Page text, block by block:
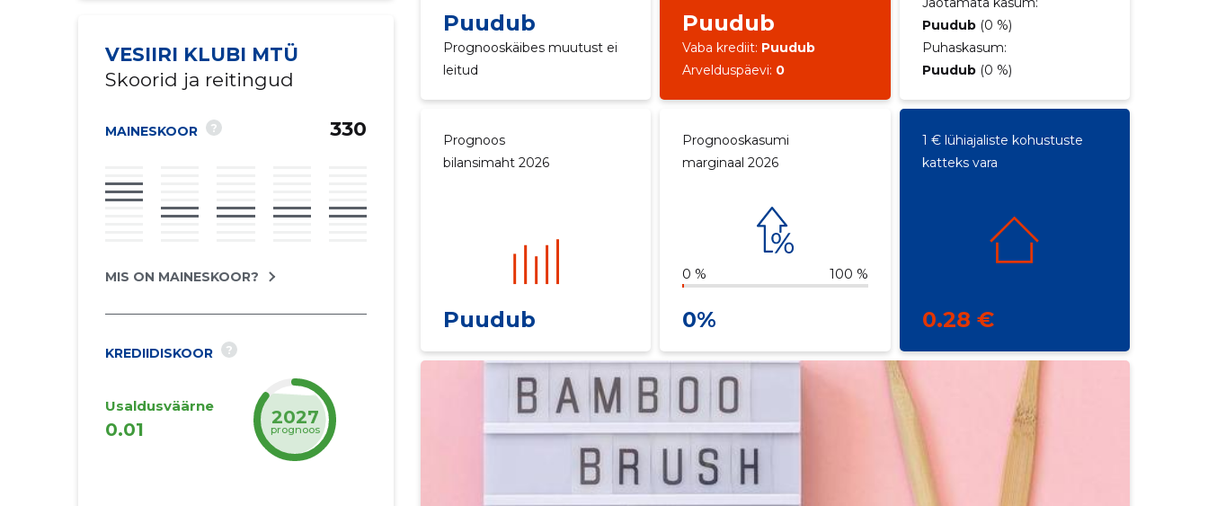
VESIIRI KLUBI MTÜ
Skoorid ja reitingud
MAINESKOOR ? 330
MIS ON MAINESKOOR?
KREDIIDISKOOR ?
Usaldusväärne
0.01
2027
prognoos
Puudub
Prognooskäibes muutust ei
leitud
Puudub
Vaba krediit: Puudub
Arvelduspäevi: 0
Puudub(0 %)
Puhaskasum:
Puudub(0 %)
Prognoos
bilansimaht 2026
Puudub
Prognooskasumi
marginaal 2026
0 % 100 %
0%
1 € lühiajaliste kohustuste
katteks vara
0.28 €